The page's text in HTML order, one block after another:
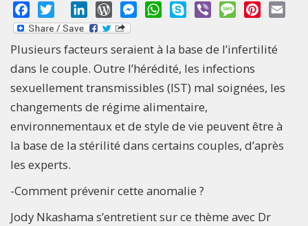
Facebook
Twitter LinkedInWordPressMessengerWhatsApp
Skype Viber MessagePinterest
Plusieurs facteurs seraient à la base de l’infertilité
dans le couple. Outre l’hérédité, les infections
sexuellement transmissibles (IST) mal soignées, les
changements de régime alimentaire,
environnementaux et de style de vie peuvent être à
la base de la stérilité dans certains couples, d’après
les experts.
-Comment prévenir cette anomalie ?
Jody Nkashama s’entretient sur ce thème avec Dr